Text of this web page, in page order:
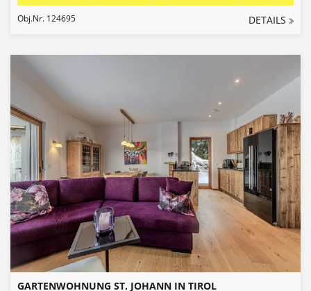
Obj.Nr. 124695 DETAILS
GARTENWOHNUNG ST. JOHANN IN TIROL